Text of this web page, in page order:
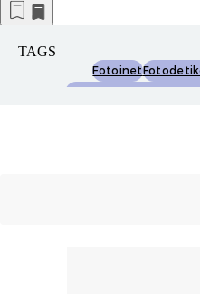
TAGS
Fotoinet